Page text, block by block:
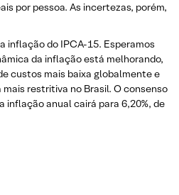
por pessoa. As incertezas, porém,
inflação do IPCA-15. Esperamos
da inflação está melhorando,
custos mais baixa globalmente e
restritiva no Brasil. O consenso
inflação anual cairá para 6,20%, de